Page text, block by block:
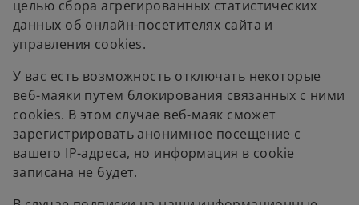
целью сбора агрегированных статистических
данных об онлайн-посетителях сайта и
управления cookies.
У вас есть возможность отключать некоторые
веб-маяки путем блокирования связанных с ними
cookies. В этом случае веб-маяк сможет
зарегистрировать анонимное посещение с
вашего IP-адреса, но информация в cookie
записана не будет.